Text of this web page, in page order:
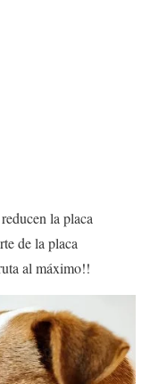
reducen la placa
de la placa
al máximo!!